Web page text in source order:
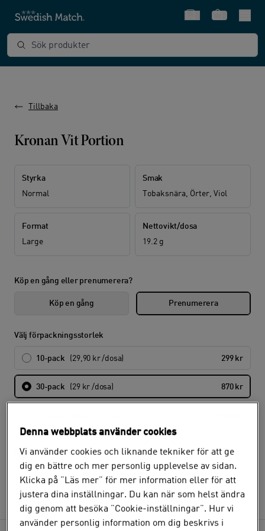
SnabbvalVarukorg
Sök produkter
Tillbaka
Kronan Vit Portion
Styrka
Normal
Smak
Tobaksnära, Örter, Viol
Format
Large
Nettovikt/dosa
19.2 g
Köp en gång eller prenumerera?
Köp en gång Prenumerera
Välj förpackningsstorlek
10-pack (29,90 kr /dosa) 299 kr
30-pack (29 kr /dosa) 870 kr
Hur ofta vill du få din order?
Det går ej att välja olika intervaller för olika produkter.
Välj
Denna webbplats använder cookies
Vi använder cookies och liknande tekniker för att ge
dig en bättre och mer personlig upplevelse av sidan.
Klicka på ”Läs mer” för mer information eller för att
justera dina inställningar. Du kan när som helst ändra
dig genom att besöka ”Cookie-inställningar”. Hur vi
använder personlig information om dig beskrivs i